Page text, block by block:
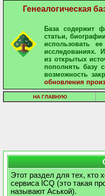
Генеалогическая
База содержит
статьи,
использовать
исследованиях.
из открытых
пополнять базу
возможность
обновления
НА ГЛАВНУЮ
Этот раздел для тех, кто
сервиса ICQ (это такая
называют Аськой).